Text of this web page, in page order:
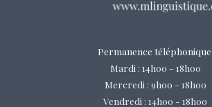
Permanence téléphonique
Mardi : 14h00 - 18h00
Mercredi : 9h00 - 18h00
Vendredi : 14h00 - 18h00